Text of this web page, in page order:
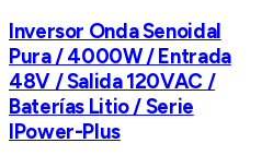
Inversor Onda Senoidal
Pura / 4000W / Entrada
48V / Salida 120VAC /
Baterías Litio / Serie
IPower-Plus